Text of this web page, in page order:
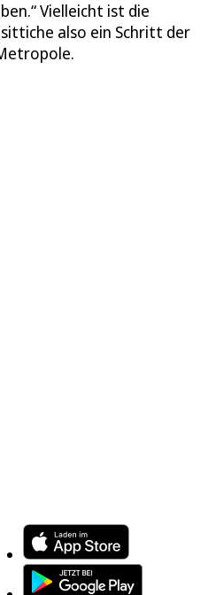
Vielleicht ist die
also ein Schritt der